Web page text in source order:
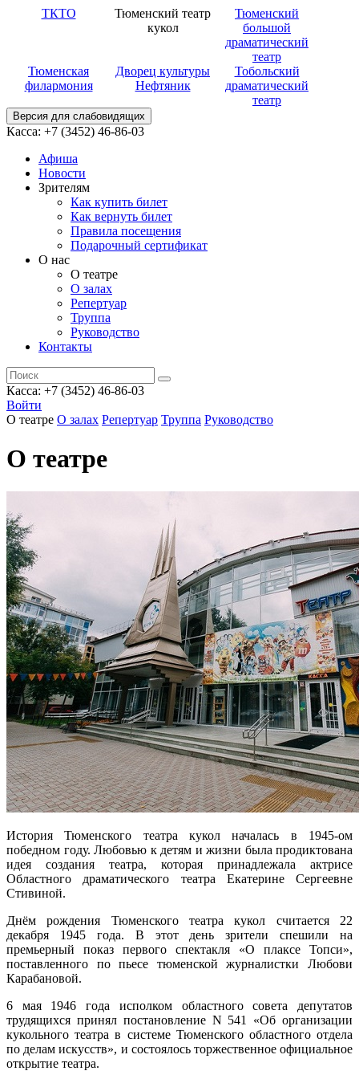
ТКТО
Тюменский театр
кукол
Тюменский
большой
драматический
театр
Тюменская
филармония
Дворец культуры
Нефтяник
Тобольский
драматический
театр
Версия для слабовидящих
Касса: +7 (3452) 46-86-03
Афиша
Новости
Зрителям
Как купить билет
Как вернуть билет
Правила посещения
Подарочный сертификат
О нас
О театре
О залах
Репертуар
Труппа
Руководство
Контакты
Касса: +7 (3452) 46-86-03
Войти
О театре О залах Репертуар Труппа Руководство
О театре
История Тюменского театра кукол началась в 1945-ом
победном году. Любовью к детям и жизни была продиктована
идея создания театра, которая принадлежала актрисе
Областного драматического театра Екатерине Сергеевне
Стивиной.
Днём рождения Тюменского театра кукол считается 22
декабря 1945 года. В этот день зрители спешили на
премьерный показ первого спектакля «О плаксе Топси»,
поставленного по пьесе тюменской журналистки Любови
Карабановой.
6 мая 1946 года исполком областного совета депутатов
трудящихся принял постановление N 541 «Об организации
кукольного театра в системе Тюменского областного отдела
по делам искусств», и состоялось торжественное официальное
открытие театра.